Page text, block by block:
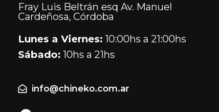
Fray Luis Beltrán esq Av. Manuel
Cardeñosa, Córdoba
Lunes a Viernes: 10:00hs a 21:00hs
Sábado: 10hs a 21hs
info@chineko.com.ar